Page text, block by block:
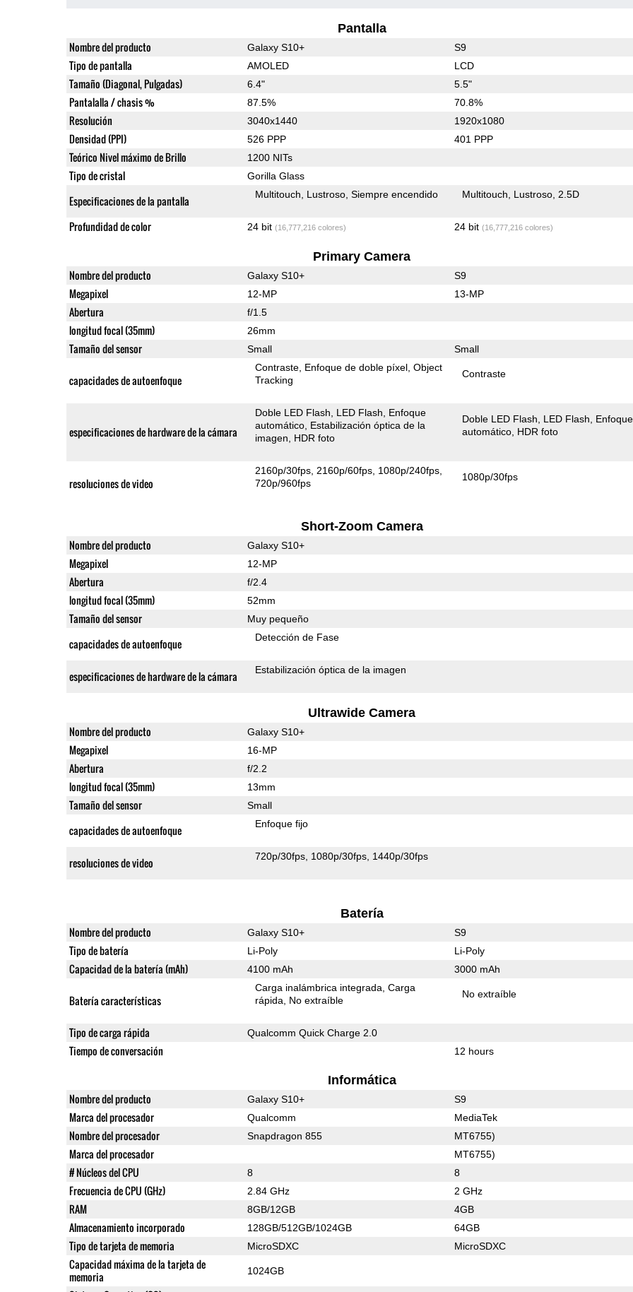
Pantalla
Nombre del producto Galaxy S10+ S9
Tipo de pantalla AMOLED LCD
Tamaño (Diagonal, Pulgadas) 6.4" 5.5"
Pantalalla / chasis % 87.5% 70.8%
Resolución 3040x1440 1920x1080
Densidad (PPI) 526 PPP 401 PPP
Teórico Nivel máximo de Brillo 1200 NITs
Tipo de cristal Gorilla Glass
Especificaciones de la pantalla Multitouch Lustroso Siempre encendido Multitouch Lustroso 2.5D
Profundidad de color 24 bit (16,777,216 colores) 24 bit (16,777,216 colores)
Primary Camera
Nombre del producto Galaxy S10+ S9
Megapixel 12-MP 13-MP
Abertura f/1.5
longitud focal (35mm) 26mm
Tamaño del sensor Small Small
capacidades de autoenfoque
Contraste Enfoque de doble píxel Object
Tracking
Contraste
especificaciones de hardware de la cámara
Doble LED Flash LED Flash
Enfoque
automático Estabilización óptica de la
imagen
HDR foto
Doble LED Flash LED Flash
Enfoque
automático HDR foto
resoluciones de video
2160p/30fps 2160p/60fps 1080p/240fps
720p/960fps
1080p/30fps
Short-Zoom Camera
Nombre del producto Galaxy S10+
Megapixel 12-MP
Abertura f/2.4
longitud focal (35mm) 52mm
Tamaño del sensor Muy pequeño
capacidades de autoenfoque Detección de Fase
especificaciones de hardware de la cámara Estabilización óptica de la imagen
Ultrawide Camera
Nombre del producto Galaxy S10+
Megapixel 16-MP
Abertura f/2.2
longitud focal (35mm) 13mm
Tamaño del sensor Small
capacidades de autoenfoque Enfoque fijo
resoluciones de video 720p/30fps 1080p/30fps 1440p/30fps
Batería
Nombre del producto Galaxy S10+ S9
Tipo de batería Li-Poly Li-Poly
Capacidad de la batería (mAh) 4100 mAh 3000 mAh
Batería características
Carga inalámbrica integrada Carga
rápida
No extraíble
No extraíble
Tipo de carga rápida Qualcomm Quick Charge 2.0
Tiempo de conversación 12 hours
Informática
Nombre del producto Galaxy S10+ S9
Marca del procesador Qualcomm MediaTek
Nombre del procesador Snapdragon 855 MT6755)
Marca del procesador MT6755)
# Núcleos del CPU 8 8
Frecuencia de CPU (GHz) 2.84 GHz 2 GHz
RAM 8GB/12GB 4GB
Almacenamiento incorporado 128GB/512GB/1024GB 64GB
Tipo de tarjeta de memoria MicroSDXC MicroSDXC
Capacidad máxima de la tarjeta de
memoria
1024GB